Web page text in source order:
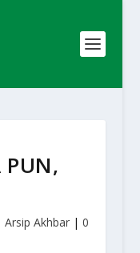
PUN,
Arsip Akhbar |0